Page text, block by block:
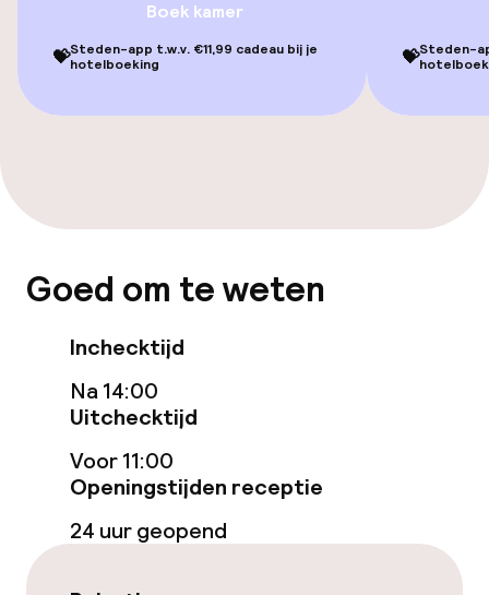
geoptimaliseerde kamers beschikbaar
Gratis wifi
Zonneterras
Eet- en drinkgelegenheden
Restaurant
Bar
Boek kamer
💝Steden-app t.w.v. €11,99 cadeau bij je
hotelboeking
💝Steden-
Goed om te weten
Inchecktijd
Na 14:00
Uitchecktijd
Voor 11:00
Openingstijden receptie
24 uur geopend